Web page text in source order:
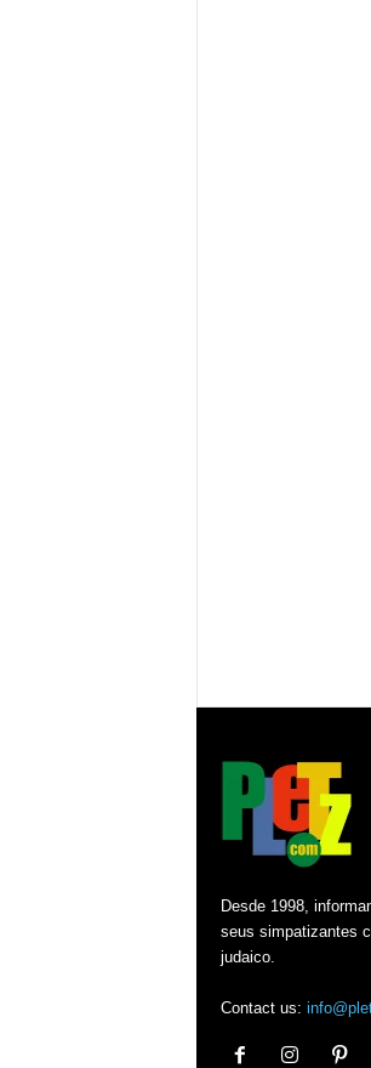
Desde 1998,
seus simpatizantes
judaico.
Contact us: